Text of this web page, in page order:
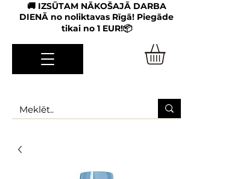
🚚 IZSŪTAM NĀKOŠAJĀ DARBA
DIENĀ no noliktavas Rīgā! Piegāde
tikai no 1 EUR!📦